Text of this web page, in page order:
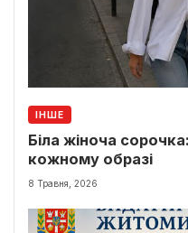
ІНШЕ
Біла жіноча
кожному образі
8 Травня, 2026